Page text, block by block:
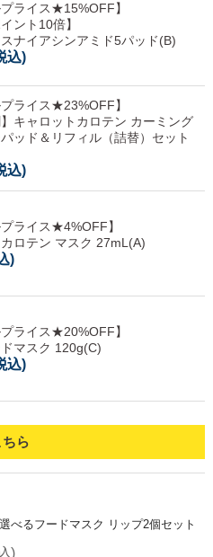
プライス★15%OFF】
ント10倍】
ナイアシンアミド5パッド(B)
込)
プライス★23%OFF】
】キャロットカロテン カーミング
ッド＆リフィル（詰替）セット
込)
プライス★4%OFF】
ロテン マスク 27mL(A)
)
プライス★20%OFF】
マスク 120g(C)
込)
ら
べるフードマスク リップ2個セット
)